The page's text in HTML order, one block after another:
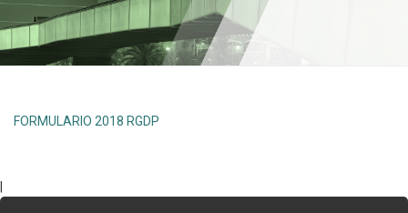
FORMULARIO 2018 RGDP